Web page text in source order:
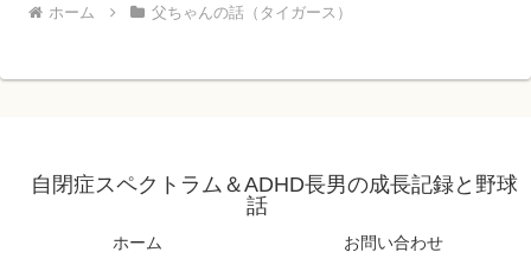
ホーム 父ちゃんの話（タイガース）
自閉症スペクトラム＆ADHD長男の成長記録と野球
話
ホーム
お問い合わせ